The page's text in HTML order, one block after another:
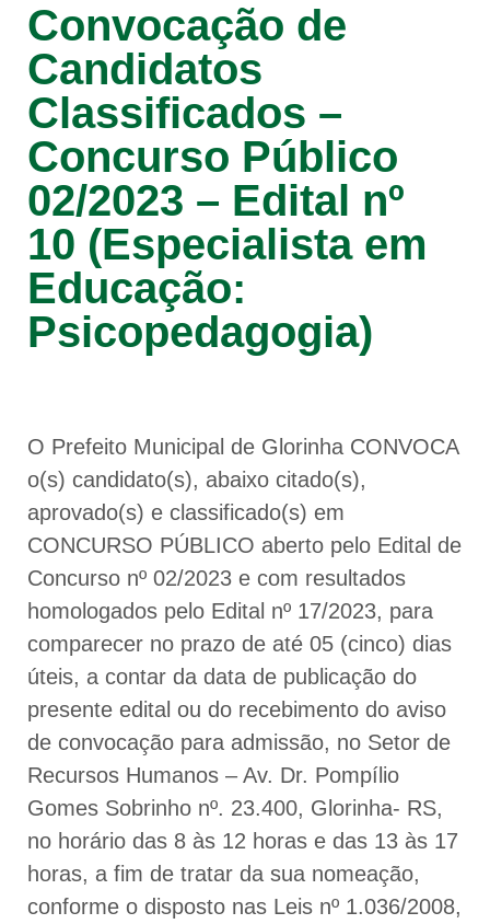
Convocação de
Candidatos
Classificados –
Concurso Público
02/2023 – Edital nº
10 (Especialista em
Educação:
Psicopedagogia)
O Prefeito Municipal de Glorinha CONVOCA
o(s) candidato(s), abaixo citado(s),
aprovado(s) e classificado(s) em
CONCURSO PÚBLICO aberto pelo Edital de
Concurso nº 02/2023 e com resultados
homologados pelo Edital nº 17/2023, para
comparecer no prazo de até 05 (cinco) dias
úteis, a contar da data de publicação do
presente edital ou do recebimento do aviso
de convocação para admissão, no Setor de
Recursos Humanos – Av. Dr. Pompílio
Gomes Sobrinho nº. 23.400, Glorinha- RS,
no horário das 8 às 12 horas e das 13 às 17
horas, a fim de tratar da sua nomeação,
conforme o disposto nas Leis nº 1.036/2008,